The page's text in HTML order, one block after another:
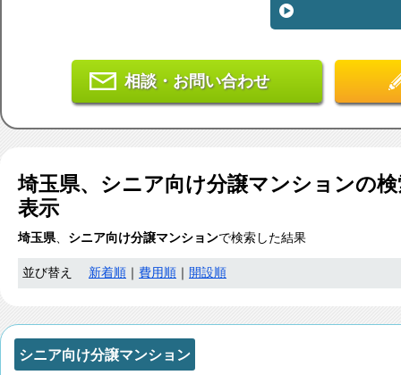
相談・お問い合わせ
埼玉県、シニア向け分譲マンションの
表示
埼玉県、 シニア向け分譲マンションで検索した結果
並び替え 新着順 費用順 開設順
シニア向け分譲マンション